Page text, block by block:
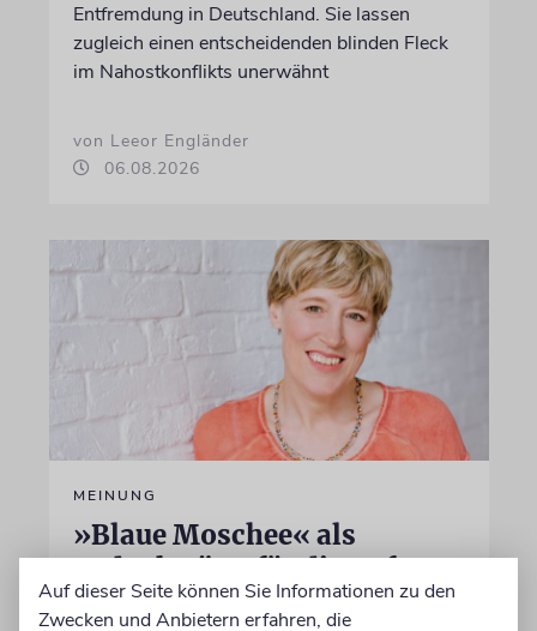
Entfremdung in Deutschland. Sie lassen
zugleich einen entscheidenden blinden Fleck
im Nahostkonflikts unerwähnt
von Leeor Engländer
06.08.2026
MEINUNG
»Blaue Moschee« als
Gedenkstätte für die Opfer
des Islamismus?
Auf dieser Seite können Sie Informationen zu den
Zwecken und Anbietern erfahren, die